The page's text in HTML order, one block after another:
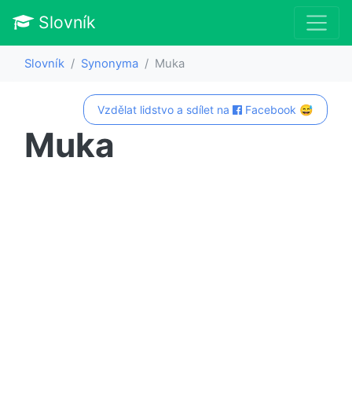
Slovník
Slovník Synonyma Muka
Vzdělat lidstvo a sdílet na Facebook 😅
Muka